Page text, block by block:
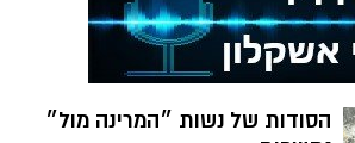
הסודות של נשות ״המרינה מול״